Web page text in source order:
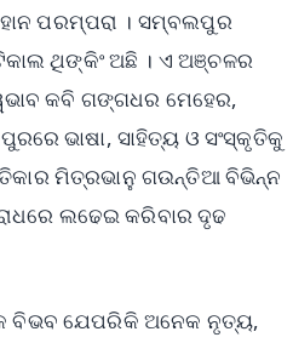
ପରମ୍ପରା । ସମ୍ବଲପୁର
ଥିଙ୍କିଂ ଅଛି । ଏ ଅଞ୍ଚଳର
କବି ଗଙ୍ଗଧର ମେହେର,
ଭାଷା, ସାହିତ୍ୟ ଓ ସଂସ୍କୃତିକୁ
ମିତ୍ରଭାନୁ ଗଉନ୍ତିଆ ବିଭିନ୍ନ
ଲଢେଇ କରିବାର ଦୃଢ
ବିଭବ ଯେପରିକି ଅନେକ ନୃତ୍ୟ,